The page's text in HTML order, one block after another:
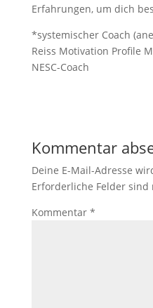
Erfahrungen, um dich
*systemischer Coach
Reiss Motivation Profile
NESC-Coach
Kommentar
Deine E-Mail-Adresse
Erforderliche Felder sind
Kommentar *